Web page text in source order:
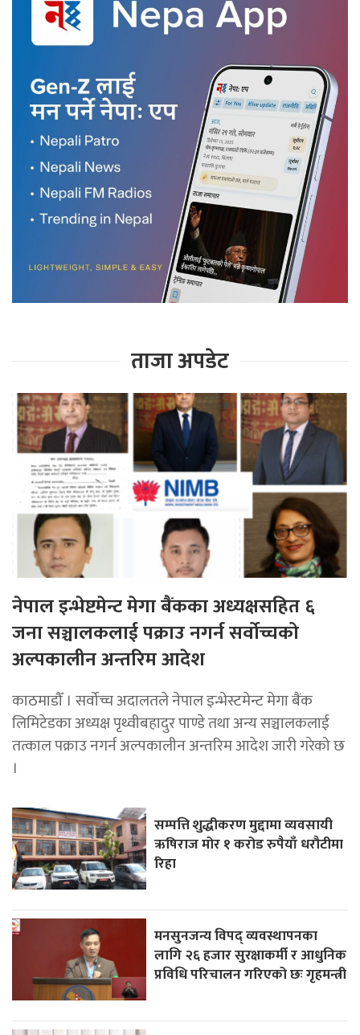
ताजा अपडेट
नेपाल इन्भेष्टमेन्ट मेगा बैंकका अध्यक्षसहित ६
जना सञ्चालकलाई पक्राउ नगर्न सर्वोच्चको
अल्पकालीन अन्तरिम आदेश
काठमाडौँ । सर्वोच्च अदालतले नेपाल इन्भेस्टमेन्ट मेगा बैंक
लिमिटेडका अध्यक्ष पृथ्वीबहादुर पाण्डे तथा अन्य सञ्चालकलाई
तत्काल पक्राउ नगर्न अल्पकालीन अन्तरिम आदेश जारी गरेको छ
।
सम्पत्ति शुद्धीकरण मुद्दामा व्यवसायी
ऋषिराज मोर १ करोड रुपैयाँ धरौटीमा
रिहा
मनसुनजन्य विपद् व्यवस्थापनका
लागि २६ हजार सुरक्षाकर्मी र आधुनिक
प्रविधि परिचालन गरिएको छः गृहमन्त्री